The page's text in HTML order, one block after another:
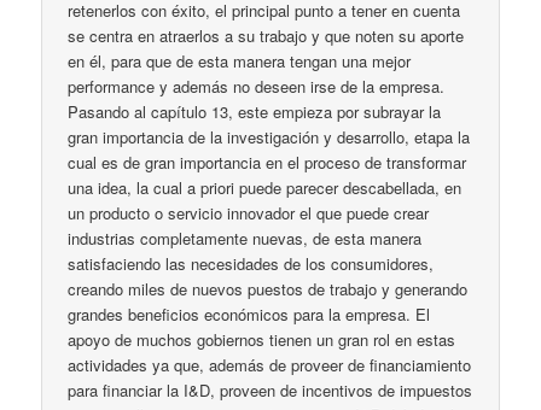
retenerlos con éxito, el principal punto a tener en cuenta
se centra en atraerlos a su trabajo y que noten su aporte
en él, para que de esta manera tengan una mejor
performance y además no deseen irse de la empresa.
Pasando al capítulo 13, este empieza por subrayar la
gran importancia de la investigación y desarrollo, etapa la
cual es de gran importancia en el proceso de transformar
una idea, la cual a priori puede parecer descabellada, en
un producto o servicio innovador el que puede crear
industrias completamente nuevas, de esta manera
satisfaciendo las necesidades de los consumidores,
creando miles de nuevos puestos de trabajo y generando
grandes beneficios económicos para la empresa. El
apoyo de muchos gobiernos tienen un gran rol en estas
actividades ya que, además de proveer de financiamiento
para financiar la I&D, proveen de incentivos de impuestos